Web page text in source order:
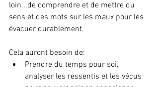
loin...de comprendre et de mettre du
sens et des mots sur les maux pour les
évacuer durablement.
Cela auront besoin de:
Prendre du temps pour soi,
analyser les ressentis et les vécus